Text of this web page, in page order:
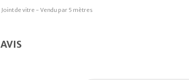
Joint de vitre - Vendu par 5 mètres
AVIS